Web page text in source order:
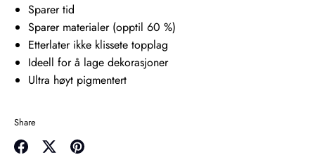
Sparer tid
Sparer materialer (opptil 60 %)
Etterlater ikke klissete topplag
Ideell for å lage dekorasjoner
Ultra høyt pigmentert
Share